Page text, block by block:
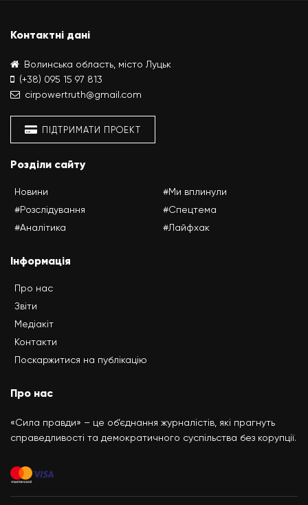
Контактні дані
Волинська область, місто Луцьк
(+38) 095 15 97 813
cirpowertruth@gmail.com
ПІДТРИМАТИ ПРОЕКТ
Розділи сайту
Новини
#Розслідування
#Аналітика
#Ми вплинули
#Спецтема
#Лайфхак
Інформація
Про нас
Звіти
Медіакіт
Контакти
Поскаржитися на публікацію
Про нас
«Сила правди» – це об’єднання журналістів, які прагнуть
справедливості та демократичного суспільства без корупції.